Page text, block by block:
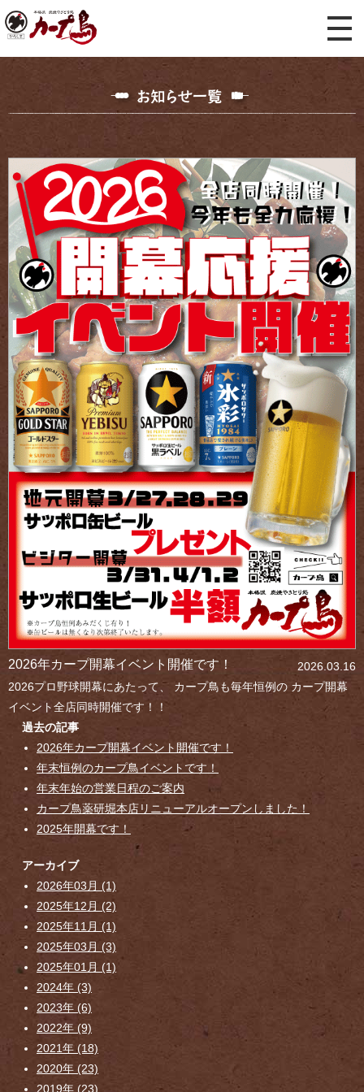
2026.03.16
2026年カープ開幕イベント開催です！
2026プロ野球開幕にあたって、 カープ鳥も毎年恒例の カープ開幕
イベント全店同時開催です！！
過去の記事
2026年カープ開幕イベント開催です！
年末恒例のカープ鳥イベントです！
年末年始の営業日程のご案内
カープ鳥薬研堀本店リニューアルオープンしました！
2025年開幕です！
アーカイブ
2026年03月 (1)
2025年12月 (2)
2025年11月 (1)
2025年03月 (3)
2025年01月 (1)
2024年 (3)
2023年 (6)
2022年 (9)
2021年 (18)
2020年 (23)
2019年 (23)